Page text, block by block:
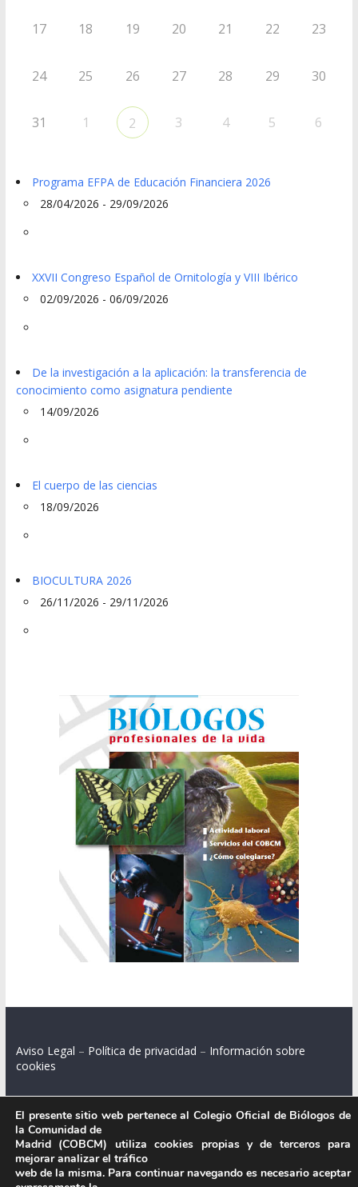
17 18 19 20 21 22 23
24 25 26 27 28 29 30
31 1 2 3 4 5 6
Programa EFPA de Educación Financiera 2026
28/04/2026 - 29/09/2026
XXVII Congreso Español de Ornitología y VIII Ibérico
02/09/2026 - 06/09/2026
De la investigación a la aplicación: la transferencia de
conocimiento como asignatura pendiente
14/09/2026
El cuerpo de las ciencias
18/09/2026
BIOCULTURA 2026
26/11/2026 - 29/11/2026
Aviso Legal – Política de privacidad – Información sobre
cookies
Colegio Oficial de Biólogos de la Comunidad de Madrid.
C/ Santa Engracia 108, 2º int.izq. 28003 Madrid.
El presente sitio web pertenece al Colegio Oficial de Biólogos de
la Comunidad de
Madrid (COBCM) utiliza cookies propias y de terceros para
mejorar analizar el tráfico
web de la misma. Para continuar navegando es necesario aceptar